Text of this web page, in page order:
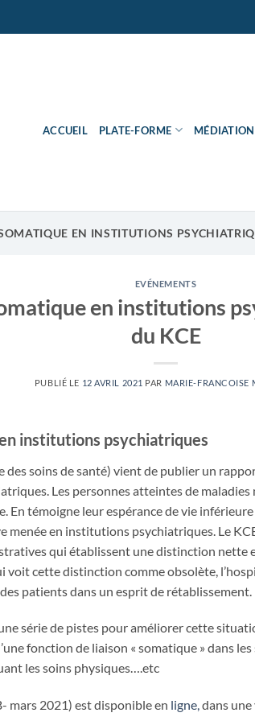
ACCUEIL PLATE-FORME MÉDIATION
EN INSTITUTIONS
EVÉNEMENTS
en institutions
du KCE
PUBLIÉ LE 12 AVRIL 2021 PAR MARIE-FRANCOISE
institutions psychiatriques
des soins de santé) vient de publier un
Les personnes atteintes de maladies
En témoigne leur espérance de vie
en institutions psychiatriques. Le
qui établissent une distinction nette
voit cette distinction comme obsolète,
patients dans un esprit de rétablissement.
série de pistes pour améliorer cette
fonction de liaison « somatique » dans
les soins physiques….etc
mars 2021) est disponible en ligne,dans